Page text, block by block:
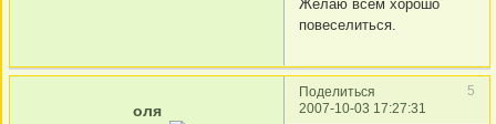
Желаю всем хоpошо
повеселиться.
Поделиться
5
2007-10-03 17:27:31
оля